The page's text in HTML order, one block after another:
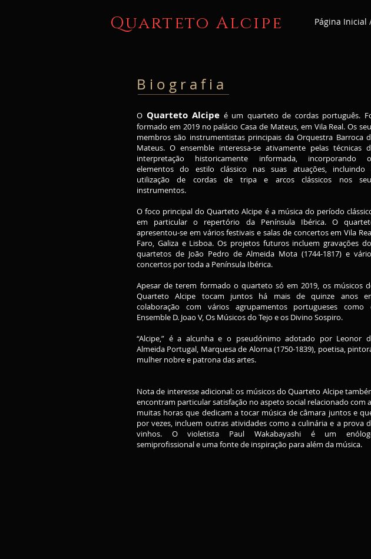
Quarteto Alcipe Página Inicial
B i o g r a f i a
O Quarteto Alcipe é um quarteto de cordas português.
formado em 2019 no palácio Casa de Mateus, em Vila Real. Os
membros são instrumentistas principais da Orquestra Barroca
Mateus. O ensemble interessa-se ativamente pelas técnicas
interpretação historicamente informada, incorporando
elementos do estilo clássico nas suas atuações, incluindo
utilização de cordas de tripa e arcos clássicos nos
instrumentos.
O foco principal do Quarteto Alcipe é a música do período
em particular o repertório da Península Ibérica. O
apresentou-se em vários festivais e salas de concertos em Vila
Faro, Galiza e Lisboa. Os projetos futuros incluem gravações
quartetos de João Pedro de Almeida Mota (1744-1817) e
concertos por toda a Península Ibérica.
Apesar de terem formado o quarteto só em 2019, os músicos
Quarteto Alcipe tocam juntos há mais de quinze anos
colaboração com vários agrupamentos portugueses como
Ensemble D. Joao V, Os Músicos do Tejo e os Divino Sospiro.
“Alcipe,” é a alcunha e o pseudónimo adotado por Leonor
Almeida Portugal, Marquesa de Alorna (1750-1839), poetisa,
mulher nobre e patrona das artes.
Nota de interesse adicional: os músicos do Quarteto Alcipe
encontram particular satisfação no aspeto social relacionado com
muitas horas que dedicam a tocar música de câmara juntos e
por vezes, incluem outras atividades como a culinária e a prova
vinhos. O violetista Paul Wakabayashi é um
semiprofissional e uma fonte de inspiração para além da música.